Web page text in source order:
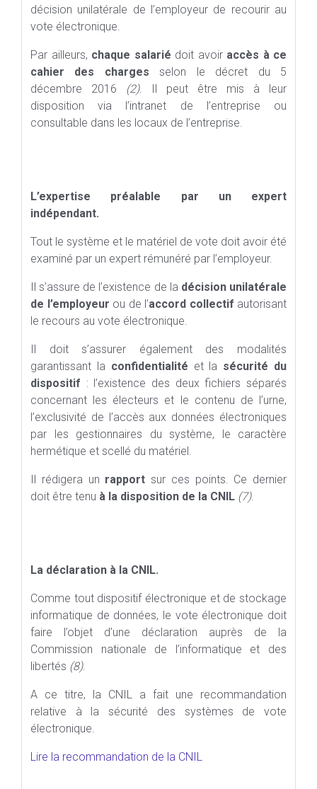
décision unilatérale de l’employeur de recourir au
vote électronique.
Par ailleurs, chaque salarié doit avoir accès à ce
cahier des charges selon le décret du 5
décembre 2016 (2). Il peut être mis à leur
disposition via l’intranet de l’entreprise ou
consultable dans les locaux de l’entreprise.
L’expertise préalable par un expert
indépendant.
Tout le système et le matériel de vote doit avoir été
examiné par un expert rémunéré par l’employeur.
Il s’assure de l’existence de la décision unilatérale
de l’employeur ou de l’accord collectif autorisant
le recours au vote électronique.
Il doit s’assurer également des modalités
garantissant la confidentialité et la sécurité du
dispositif : l’existence des deux fichiers séparés
concernant les électeurs et le contenu de l’urne,
l’exclusivité de l’accès aux données électroniques
par les gestionnaires du système, le caractère
hermétique et scellé du matériel.
Il rédigera un rapport sur ces points. Ce dernier
doit être tenu à la disposition de la CNIL (7).
La déclaration à la CNIL.
Comme tout dispositif électronique et de stockage
informatique de données, le vote électronique doit
faire l’objet d’une déclaration auprès de la
Commission nationale de l’informatique et des
libertés (8).
A ce titre, la CNIL a fait une recommandation
relative à la sécurité des systèmes de vote
électronique.
Lire la recommandation de la CNIL